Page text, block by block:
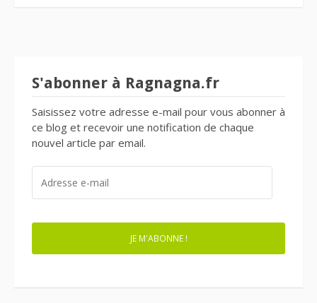
S'abonner à Ragnagna.fr
Saisissez votre adresse e-mail pour vous abonner à
ce blog et recevoir une notification de chaque
nouvel article par email.
MAIL
JE M'ABONNE !